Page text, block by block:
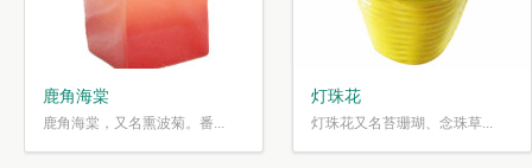
鹿角海棠
鹿角海棠，又名熏波菊。番...
灯珠花
灯珠花又名苔珊瑚、念珠草...